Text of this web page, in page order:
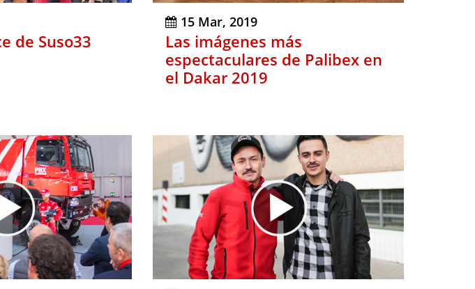
de Suso33
15 Mar, 2019
Las imágenes más
espectaculares de Palibex en
el Dakar 2019